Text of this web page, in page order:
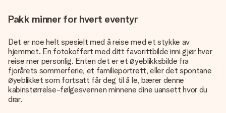
Pakk minner for hvert eventyr
Det er noe helt spesielt med å reise med et stykke av
hjemmet. En fotokoffert med ditt favorittbilde inni gjør hver
reise mer personlig. Enten det er et øyeblikksbilde fra
fjorårets sommerferie, et familieportrett, eller det spontane
øyeblikket som fortsatt får deg til å le, bærer denne
kabinstørrelse-følgesvennen minnene dine uansett hvor du
drar.